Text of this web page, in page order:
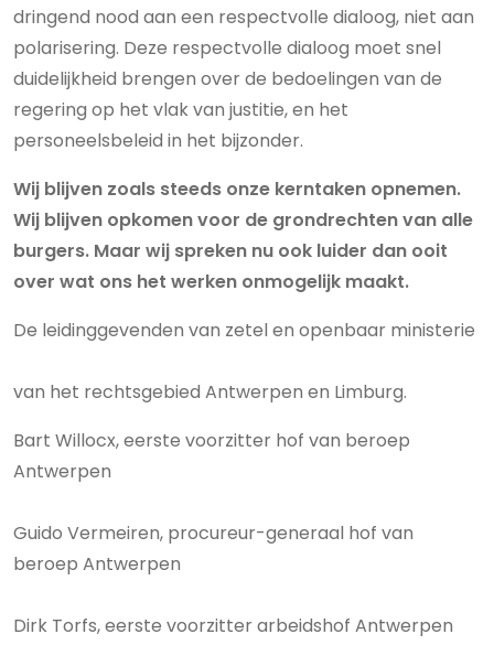
dringend nood aan een respectvolle dialoog, niet aan
polarisering. Deze respectvolle dialoog moet snel
duidelijkheid brengen over de bedoelingen van de
regering op het vlak van justitie, en het
personeelsbeleid in het bijzonder.
Wij blijven zoals steeds onze kerntaken opnemen.
Wij blijven opkomen voor de grondrechten van alle
burgers. Maar wij spreken nu ook luider dan ooit
over wat ons het werken onmogelijk maakt.
De leidinggevenden van zetel en openbaar ministerie
van het rechtsgebied Antwerpen en Limburg.
Bart Willocx, eerste voorzitter hof van beroep
Antwerpen
Guido Vermeiren, procureur-generaal hof van
beroep Antwerpen
Dirk Torfs, eerste voorzitter arbeidshof Antwerpen